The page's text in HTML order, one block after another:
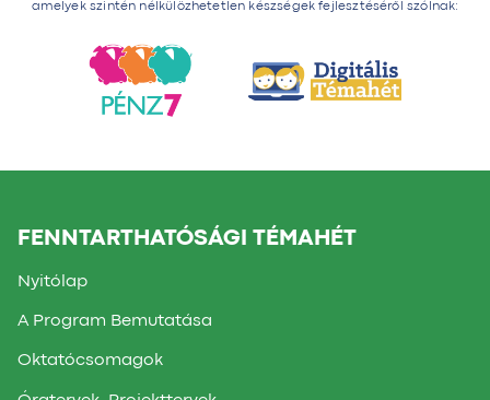
amelyek szintén nélkülözhetetlen készségek fejlesztéséről szólnak:
FENNTARTHATÓSÁGI TÉMAHÉT
Nyitólap
A Program Bemutatása
Oktatócsomagok